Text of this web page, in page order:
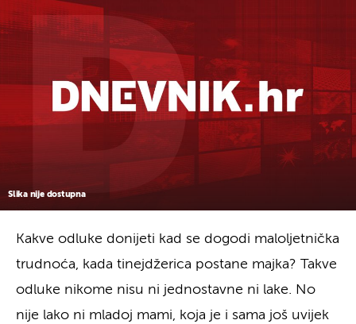
Slika nije dostupna
Kakve odluke donijeti kad se dogodi maloljetnička
trudnoća, kada tinejdžerica postane majka? Takve
odluke nikome nisu ni jednostavne ni lake. No
nije lako ni mladoj mami, koja je i sama još uvijek